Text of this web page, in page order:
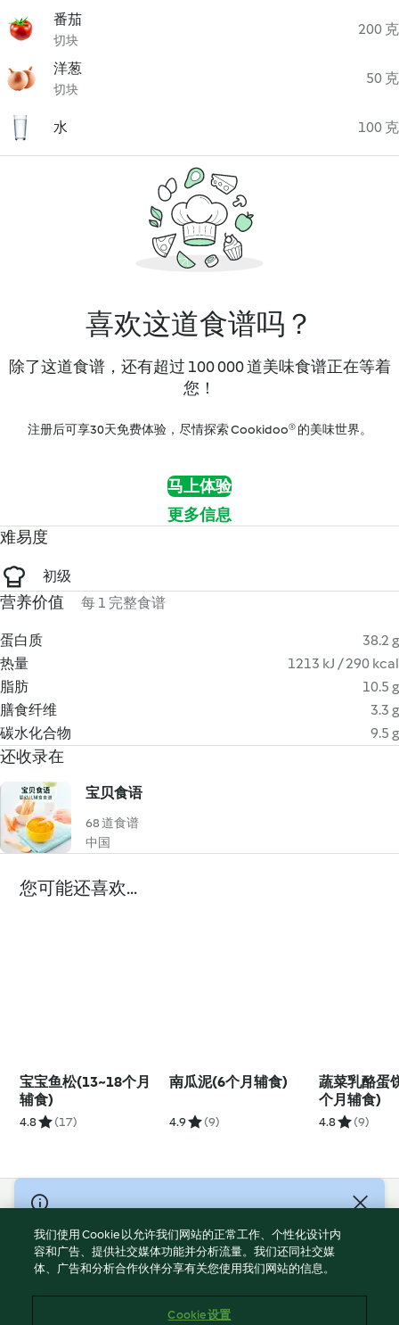
番茄
切块
200 克
洋葱
切块
50 克
水 100 克
喜欢这道食谱吗？
除了这道食谱，还有超过 100 000 道美味食谱正在等着
您！
注册后可享30天免费体验，尽情探索 Cookidoo® 的美味世界。
马上体验
更多信息
难易度
初级
营养价值 每 1 完整食谱
蛋白质
38.2 g
热量
1213 kJ / 290 kcal
脂肪
10.5 g
膳食纤维
3.3 g
碳水化合物
9.5 g
还收录在
宝贝食语
68 道食谱
中国
您可能还喜欢...
宝宝鱼松(13~18个月
辅食)
4.8 (17)
南瓜泥(6个月辅食)
4.9 (9)
蔬菜乳酪蛋
个月辅食)
4.8 (9)
© Copyright 2021-2023 福维克信息科技(上海)有限公司 版权所有
2026
使用规定
我们使用 Cookie 以允许我们网站的正常工作、个性化设计内
容和广告、提供社交媒体功能并分析流量。我们还同社交媒
体、广告和分析合作伙伴分享有关您使用我们网站的信息。
Cookie 设置